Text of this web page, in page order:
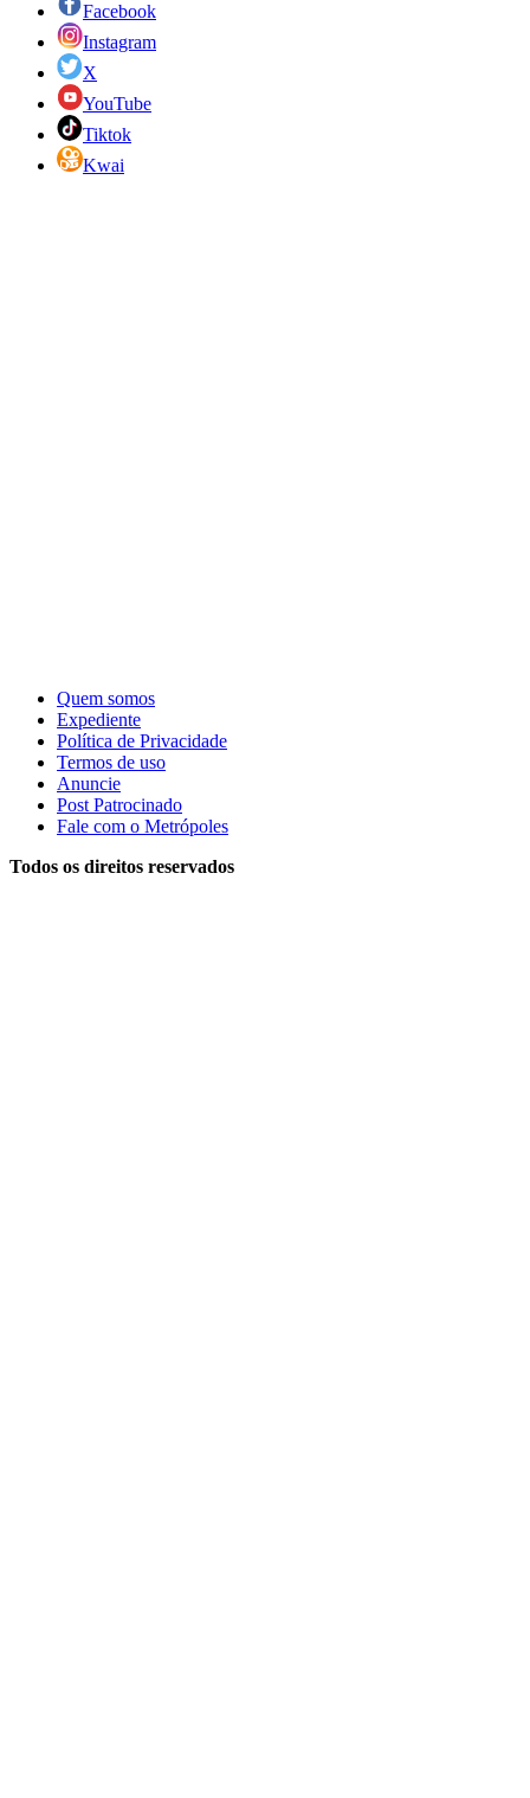
Facebook
Instagram
X
YouTube
Tiktok
Kwai
Quem somos
Expediente
Política de Privacidade
Termos de uso
Anuncie
Post Patrocinado
Fale com o Metrópoles
Todos os direitos reservados